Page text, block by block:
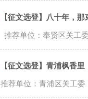
【征文选登】八十年，那
推荐单位：奉贤区关工
【征文选登】青浦枫香
推荐单位：青浦区关工